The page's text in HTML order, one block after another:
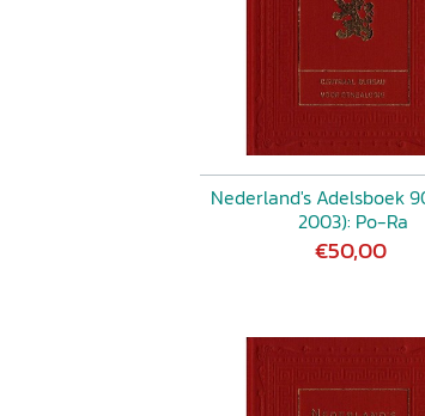
Nederland's Adelsboek
2003): Po-Ra
€50,00